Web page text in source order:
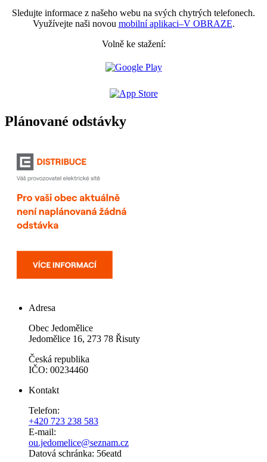
Sledujte informace z našeho webu na svých chytrých telefonech.
Využívejte naši novou mobilní aplikaci–V OBRAZE.
Volně ke stažení:
Plánované odstávky
Adresa
Obec Jedomělice
Jedomělice 16, 273 78 Řisuty
Česká republika
IČO: 00234460
Kontakt
Telefon:
+420 723 238 583
E-mail:
ou.jedomelice@seznam.cz
Datová schránka: 56eatd